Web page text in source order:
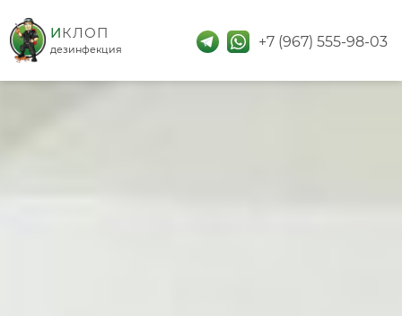
дезинфекция